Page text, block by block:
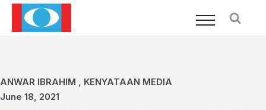
ANWAR IBRAHIM , KENYATAAN MEDIA
June 18, 2021